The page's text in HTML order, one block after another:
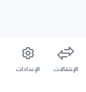
الإنتقالات الإعدادات